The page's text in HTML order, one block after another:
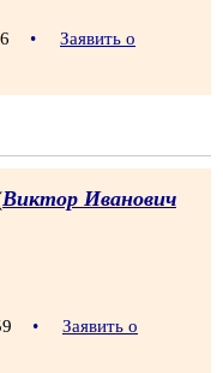
•
Заявить о
Виктор Иванович
•
Заявить о